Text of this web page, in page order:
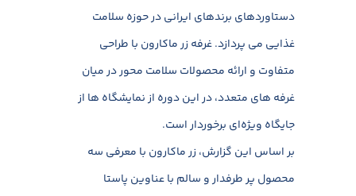
دستاوردهای برندهای ایرانی در حوزه سلامت
غذایی می پردازد. غرفه زر ماکارون با طراحی
متفاوت و ارائه محصولات سلامت محور در میان
غرفه های متعدد، در این دوره از نمایشگاه ها از
جایگاه ویژه‌ای برخوردار است.
بر اساس این گزارش، زر ماکارون با معرفی سه
محصول پر طرفدار و سالم با عناوین پاستا